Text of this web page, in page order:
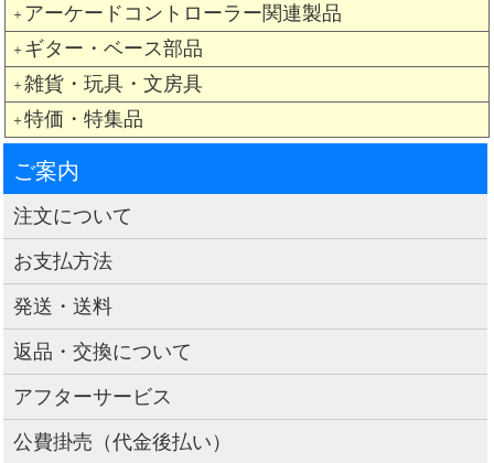
＋ アーケードコントローラー関連製品
＋ ギター・ベース部品
＋ 雑貨・玩具・文房具
＋ 特価・特集品
ご案内
注文について
お支払方法
発送・送料
返品・交換について
アフターサービス
公費掛売（代金後払い）